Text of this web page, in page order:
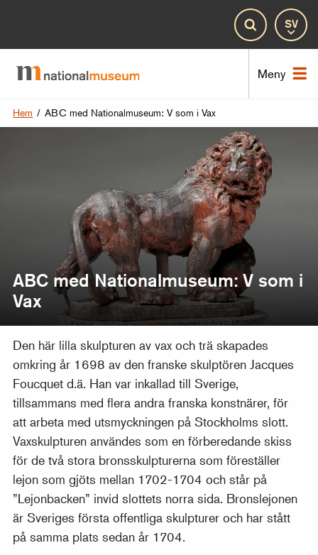
Meny
Sök
Hem / ABC med Nationalmuseum: V som i Vax
ABC med Nationalmuseum: V som i
Vax
Den här lilla skulpturen av vax och trä skapades
omkring år 1698 av den franske skulptören Jacques
Foucquet d.ä. Han var inkallad till Sverige,
tillsammans med flera andra franska konstnärer, för
att arbeta med utsmyckningen på Stockholms slott.
Vaxskulpturen användes som en förberedande skiss
för de två stora bronsskulpturerna som föreställer
lejon som gjöts mellan 1702-1704 och står på
”Lejonbacken” invid slottets norra sida. Bronslejonen
är Sveriges första offentliga skulpturer och har stått
på samma plats sedan år 1704.